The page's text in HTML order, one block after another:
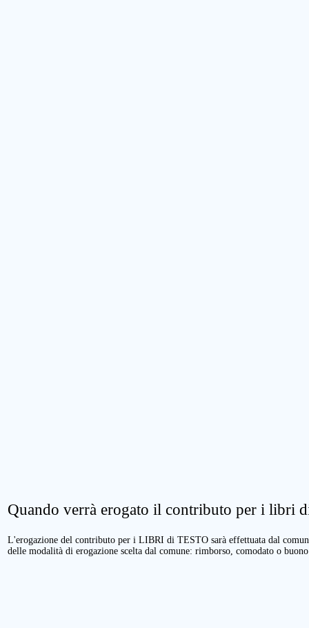
Quando verrà erogato il contributo per i libri
L'erogazione del contributo per i LIBRI di TESTO sarà effettuata dal
delle modalità di erogazione scelta dal comune: rimborso, comodato o